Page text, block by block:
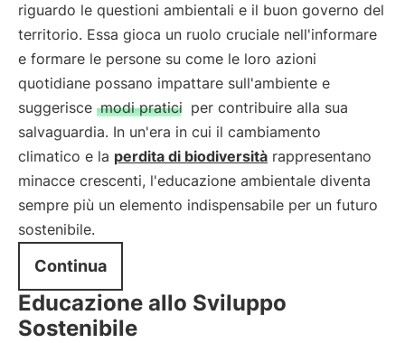
riguardo le questioni ambientali e il buon governo del
territorio. Essa gioca un ruolo cruciale nell'informare
e formare le persone su come le loro azioni
quotidiane possano impattare sull'ambiente e
suggerisce modi pratici per contribuire alla sua
salvaguardia. In un'era in cui il cambiamento
climatico e la perdita di biodiversità rappresentano
minacce crescenti, l'educazione ambientale diventa
sempre più un elemento indispensabile per un futuro
sostenibile.
Continua
Educazione allo Sviluppo
Sostenibile